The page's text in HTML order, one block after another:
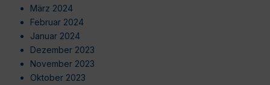
März 2024
Februar 2024
Januar 2024
Dezember 2023
November 2023
Oktober 2023